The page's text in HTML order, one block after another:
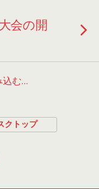
会の開
込む…
クトップ